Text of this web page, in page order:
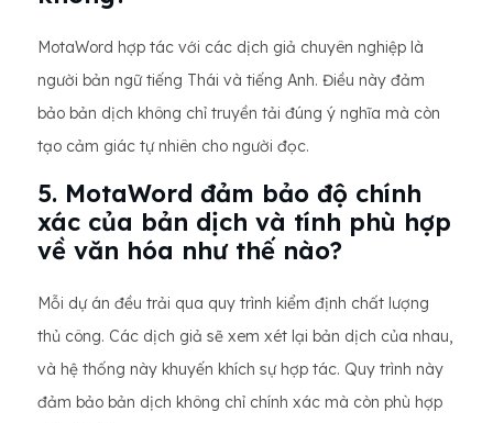
MotaWord hợp tác với các dịch giả chuyên nghiệp là
người bản ngữ tiếng Thái và tiếng Anh. Điều này đảm
bảo bản dịch không chỉ truyền tải đúng ý nghĩa mà còn
tạo cảm giác tự nhiên cho người đọc.
5. MotaWord đảm bảo độ chính
xác của bản dịch và tính phù hợp
về văn hóa như thế nào?
Mỗi dự án đều trải qua quy trình kiểm định chất lượng
thủ công. Các dịch giả sẽ xem xét lại bản dịch của nhau,
và hệ thống này khuyến khích sự hợp tác. Quy trình này
đảm bảo bản dịch không chỉ chính xác mà còn phù hợp